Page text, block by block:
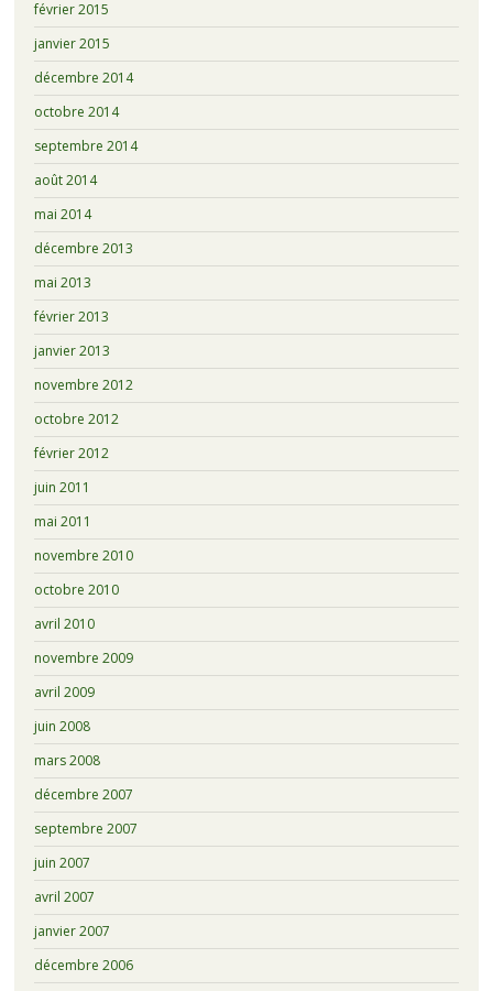
février 2015
janvier 2015
décembre 2014
octobre 2014
septembre 2014
août 2014
mai 2014
décembre 2013
mai 2013
février 2013
janvier 2013
novembre 2012
octobre 2012
février 2012
juin 2011
mai 2011
novembre 2010
octobre 2010
avril 2010
novembre 2009
avril 2009
juin 2008
mars 2008
décembre 2007
septembre 2007
juin 2007
avril 2007
janvier 2007
décembre 2006